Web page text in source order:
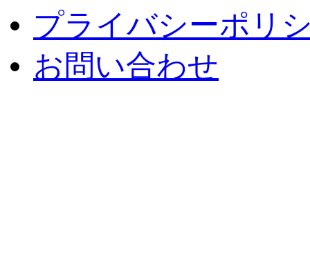
プライバシーポリ
お問い合わせ